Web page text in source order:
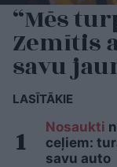
“Mēs
Zemītis
savu
LASĪTĀKIE
Nosaukti
ceļiem:
savu auto